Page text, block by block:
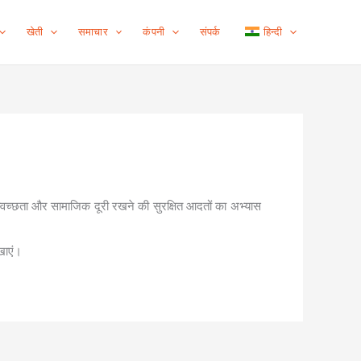
खेती समाचार कंपनी संपर्क हिन्दी
और सामाजिक दूरी रखने की सुरक्षित आदतों का अभ्यास